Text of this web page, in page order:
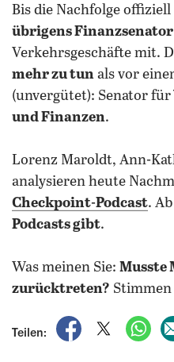
Bis die Nachfolge offiziell
übrigens
Verkehrsgeschäfte mit.
mehr zu tun als vor
(unvergütet): Senator für
und Finanzen.
Lorenz Maroldt, Ann-
analysieren heute
Checkpoint-Podcast.
Podcasts gibt.
Was meinen Sie: Musste
zurücktreten? Stimmen
Teilen:
auf Facebook
auf X